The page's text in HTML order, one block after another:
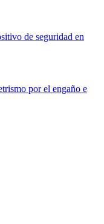
de seguridad en
por el engaño e